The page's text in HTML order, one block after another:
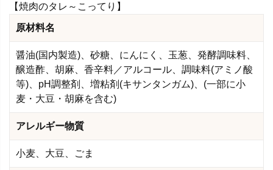
【焼肉のタレ～こってり】
原材料名
醤油(国内製造)、砂糖、にんにく、玉葱、発酵調味料、
醸造酢、胡麻、香辛料／アルコール、調味料(アミノ酸
等)、pH調整剤、増粘剤(キサンタンガム)、(一部に小
麦・大豆・胡麻を含む)
アレルギー物質
小麦、大豆、ごま